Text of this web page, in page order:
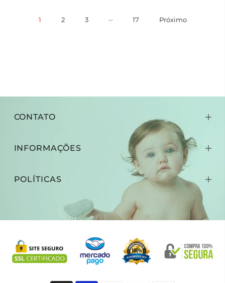
1 2 3 … 17 Próximo
CONTATO
INFORMAÇÕES
POLÍTICAS